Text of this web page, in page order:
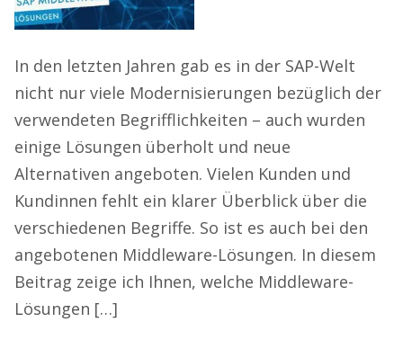
In den letzten Jahren gab es in der SAP-Welt
nicht nur viele Modernisierungen bezüglich der
verwendeten Begrifflichkeiten – auch wurden
einige Lösungen überholt und neue
Alternativen angeboten. Vielen Kunden und
Kundinnen fehlt ein klarer Überblick über die
verschiedenen Begriffe. So ist es auch bei den
angebotenen Middleware-Lösungen. In diesem
Beitrag zeige ich Ihnen, welche Middleware-
Lösungen […]